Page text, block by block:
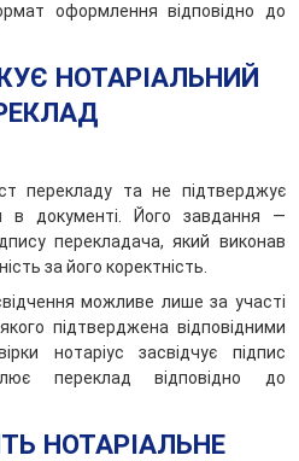
оформлення відповідно до
НОТАРІАЛЬНИЙ
перекладу та не підтверджує
в документі. Його завдання —
перекладача, який виконав
за його коректність.
можливе лише за участі
підтверджена відповідними
нотаріус засвідчує підпис
переклад відповідно до
НОТАРІАЛЬНЕ